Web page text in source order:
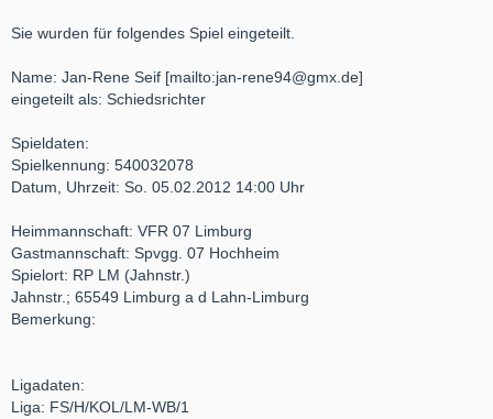
Sie wurden für folgendes Spiel eingeteilt.
Name: Jan-Rene Seif [mailto:jan-rene94@gmx.de]
eingeteilt als: Schiedsrichter
Spieldaten:
Spielkennung: 540032078
Datum, Uhrzeit: So. 05.02.2012 14:00 Uhr
Heimmannschaft: VFR 07 Limburg
Gastmannschaft: Spvgg. 07 Hochheim
Spielort: RP LM (Jahnstr.)
Jahnstr.; 65549 Limburg a d Lahn-Limburg
Bemerkung:
Ligadaten:
Liga: FS/H/KOL/LM-WB/1